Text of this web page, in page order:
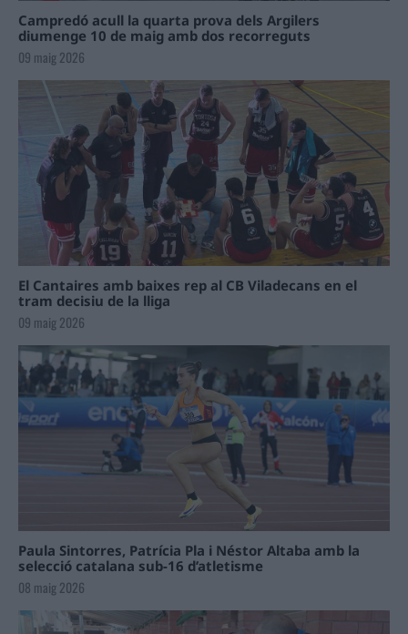
Campredó acull la quarta prova dels Argilers
diumenge 10 de maig amb dos recorreguts
09 maig 2026
El Cantaires amb baixes rep al CB Viladecans en el
tram decisiu de la lliga
09 maig 2026
Paula Sintorres, Patrícia Pla i Néstor Altaba amb la
selecció catalana sub-16 d’atletisme
08 maig 2026